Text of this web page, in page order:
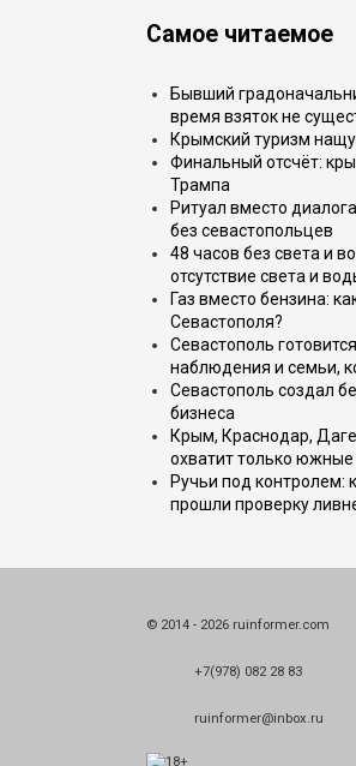
Самое читаемое
Бывший
время взяток не
Крымский туризм
Финальный отсчёт:
Трампа
Ритуал вместо
без севастопольцев
48 часов без света и
отсутствие света и
Газ вместо бензина:
Севастополя?
Севастополь
наблюдения и семьи,
Севастополь создал
бизнеса
Крым, Краснодар,
охватит только
Ручьи под контролем:
прошли проверку
© 2014 - 2026 ruinformer.com
+7(978) 082 28 83
ruinformer@inbox.ru